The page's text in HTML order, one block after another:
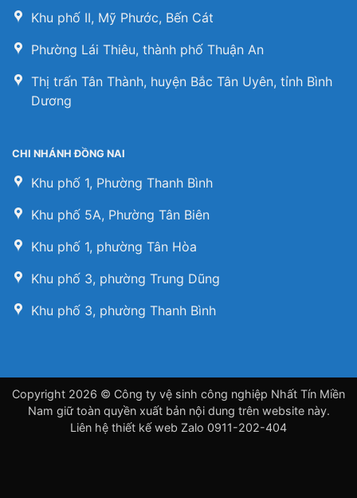
Khu phố II, Mỹ Phước, Bến Cát
Phường Lái Thiêu, thành phố Thuận An
Thị trấn Tân Thành, huyện Bắc Tân Uyên, tỉnh Bình
Dương
CHI NHÁNH ĐỒNG NAI
Khu phố 1, Phường Thanh Bình
Khu phố 5A, Phường Tân Biên
Khu phố 1, phường Tân Hòa
Khu phố 3, phường Trung Dũng
Khu phố 3, phường Thanh Bình
Copyright 2026 © Công ty vệ sinh công nghiệp Nhất Tín Miền
Nam giữ toàn quyền xuất bản nội dung trên website này.
Liên hệ thiết kế web Zalo 0911-202-404